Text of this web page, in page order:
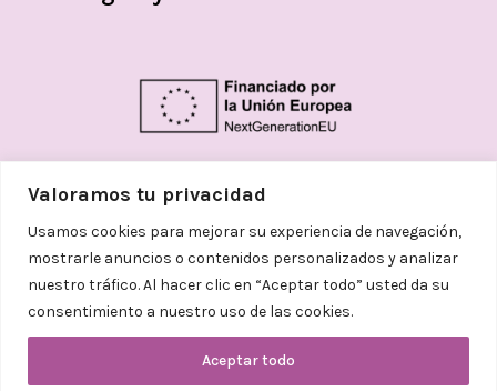
Valoramos tu privacidad
Usamos cookies para mejorar su experiencia de navegación,
mostrarle anuncios o contenidos personalizados y analizar
nuestro tráfico. Al hacer clic en “Aceptar todo” usted da su
consentimiento a nuestro uso de las cookies.
Aceptar todo
© 2026Helena Aceves Argemi | Todos los
Adelanta Publicidad